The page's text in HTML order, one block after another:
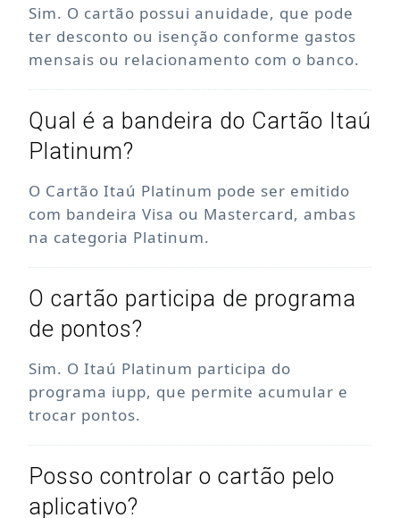
Sim. O cartão possui anuidade, que pode
ter desconto ou isenção conforme gastos
mensais ou relacionamento com o banco.
Qual é a bandeira do Cartão Itaú
Platinum?
O Cartão Itaú Platinum pode ser emitido
com bandeira Visa ou Mastercard, ambas
na categoria Platinum.
O cartão participa de programa
de pontos?
Sim. O Itaú Platinum participa do
programa iupp, que permite acumular e
trocar pontos.
Posso controlar o cartão pelo
aplicativo?